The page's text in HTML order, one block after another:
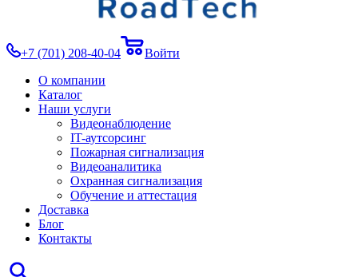
+7 (701) 208-40-04
Войти
О компании
Каталог
Наши услуги
Видеонаблюдение
IT-аутсорсинг
Пожарная сигнализация
Видеоаналитика
Охранная сигнализация
Обучение и аттестация
Доставка
Блог
Контакты